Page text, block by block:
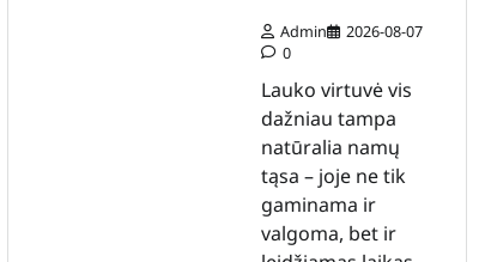
Admin
2026-08-07
0
Lauko virtuvė vis
dažniau tampa
natūralia namų
tąsa – joje ne tik
gaminama ir
valgoma, bet ir